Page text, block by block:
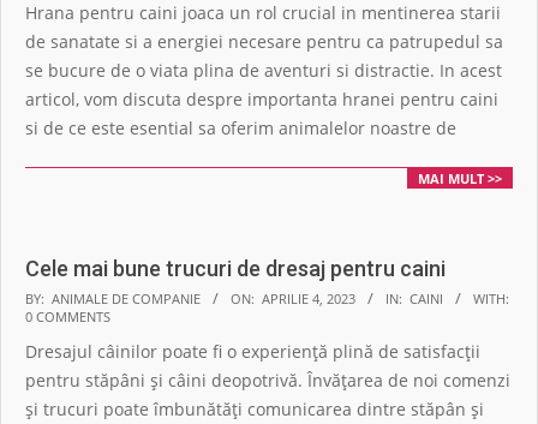
04
Hrana pentru caini joaca un rol crucial in mentinerea starii
de sanatate si a energiei necesare pentru ca patrupedul sa
se bucure de o viata plina de aventuri si distractie. In acest
articol, vom discuta despre importanta hranei pentru caini
si de ce este esential sa oferim animalelor noastre de
MAI MULT >>
Cele mai bune trucuri de dresaj pentru caini
2023-
04-
04
BY: ANIMALE DE COMPANIE ON: APRILIE 4, 2023 IN: CAINI
WITH:
0 COMMENTS
Dresajul câinilor poate fi o experiență plină de satisfacții
pentru stăpâni și câini deopotrivă. Învățarea de noi comenzi
și trucuri poate îmbunătăți comunicarea dintre stăpân și